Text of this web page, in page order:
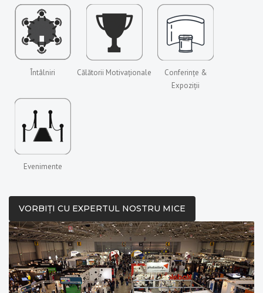
Întâlniri Călătorii Motivaționale
Conferințe &
Expoziții
Evenimente
VORBIȚI CU EXPERTUL NOSTRU MICE